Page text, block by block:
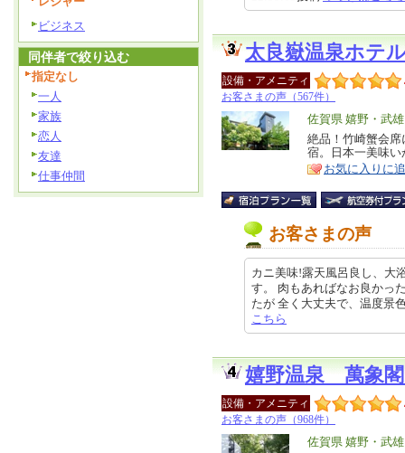
太良嶽温泉ホテ
設備・アメニティ
お客さまの声（567件）
エ
リ
ア
佐賀県 嬉野・武
特
徴
絶品！竹崎蟹会
宿。日本一美味
お気に入りに
お客さまの声
カニ美味!露天風呂良し、大
す。 肉もあればなお良かっ
たが 全く大丈夫で、温度
こちら
嬉野温泉 萬象
設備・アメニティ
お客さまの声（968件）
エ
佐賀県 嬉野・武
ビジネス
同伴者で絞り込む
指定なし
一人
家族
恋人
友達
仕事仲間